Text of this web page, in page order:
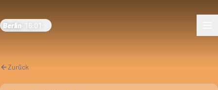
Berlin 16:01
Zurück